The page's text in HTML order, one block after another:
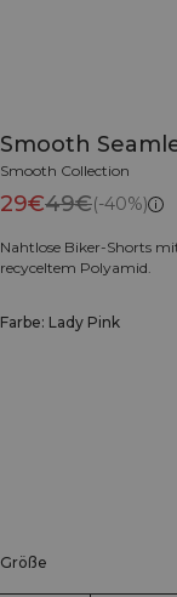
Smooth
Smooth Collection
29€49€(-40%)
Nahtlose Biker-Shorts
recyceltem Polyamid.
Farbe: Lady Pink
Größe